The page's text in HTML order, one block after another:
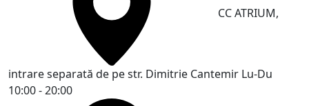
CC ATRIUM,
intrare separată de pe str. Dimitrie Cantemir Lu-Du
10:00 - 20:00